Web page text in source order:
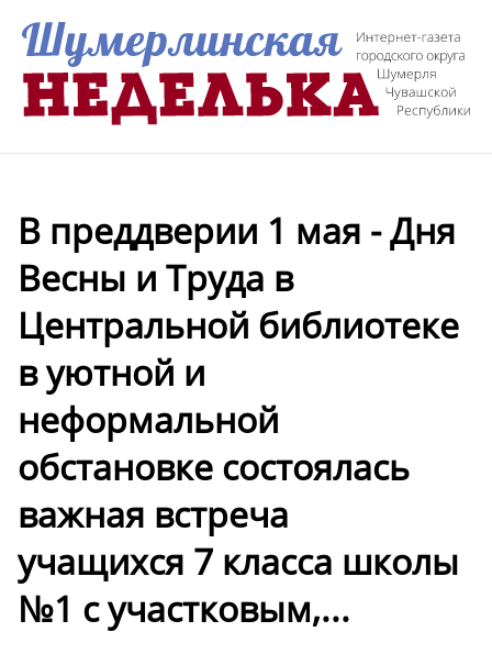
В преддверии 1 мая - Дня
Весны и Труда в
Центральной библиотеке
в уютной и
неформальной
обстановке состоялась
важная встреча
учащихся 7 класса школы
№1 с участковым,...